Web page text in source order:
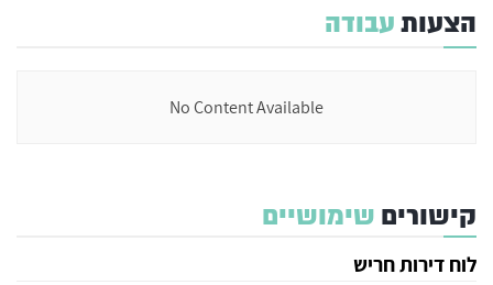
הצעותעבודה
No Content Available
קישורים שימושיים
לוח דירות חריש